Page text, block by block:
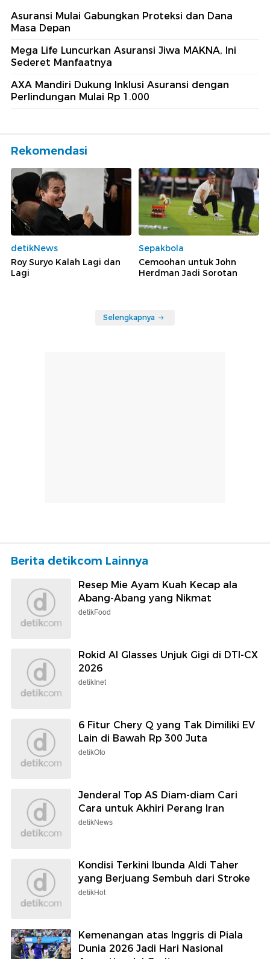
Asuransi Mulai Gabungkan Proteksi dan Dana
Masa Depan
Mega Life Luncurkan Asuransi Jiwa MAKNA, Ini
Sederet Manfaatnya
AXA Mandiri Dukung Inklusi Asuransi dengan
Perlindungan Mulai Rp 1.000
Rekomendasi
detikNews
Roy Suryo Kalah Lagi dan
Lagi
Sepakbola
Cemoohan untuk John
Herdman Jadi Sorotan
Selengkapnya
Berita detikcom Lainnya
Resep Mie Ayam Kuah Kecap ala
Abang-Abang yang Nikmat
detikFood
Rokid AI Glasses Unjuk Gigi di DTI-CX
2026
detikInet
6 Fitur Chery Q yang Tak Dimiliki EV
Lain di Bawah Rp 300 Juta
detikOto
Jenderal Top AS Diam-diam Cari
Cara untuk Akhiri Perang Iran
detikNews
Kondisi Terkini Ibunda Aldi Taher
yang Berjuang Sembuh dari Stroke
detikHot
Kemenangan atas Inggris di Piala
Dunia 2026 Jadi Hari Nasional